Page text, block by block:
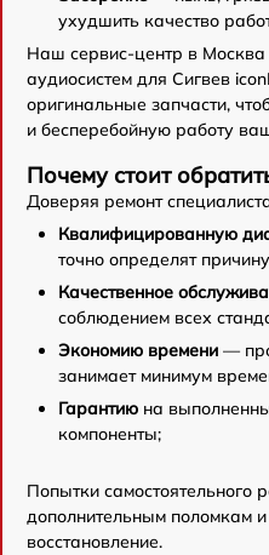
ухудшить качество
Наш сервис-центр в Москва
аудиосистем для Сигвев
оригинальные запчасти,
и бесперебойную работу
Почему стоит
Доверяя ремонт
Квалифицированную
точно определят
Качественное
соблюдением всех
Экономию времени —
занимает минимум
Гарантию на
компоненты;
Попытки самостоятельного
дополнительным поломкам
восстановление.